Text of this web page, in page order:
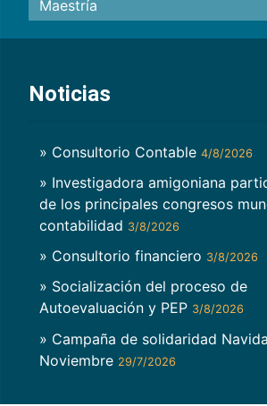
Maestría
Noticias
» Consultorio Contable 4/8/2026
» Investigadora amigoniana
de los principales congresos
contabilidad 3/8/2026
» Consultorio financiero 3/8/2026
» Socialización del proceso de
Autoevaluación y PEP 3/8/2026
» Campaña de solidaridad
Noviembre 29/7/2026